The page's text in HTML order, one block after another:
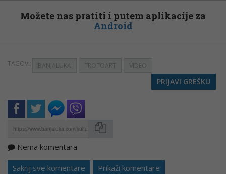
Možete nas pratiti i putem aplikacije za
Android
TAGOVI: BANJALUKA TROTOART VIDEO
PRIJAVI GREŠKU
Nema komentara
Sakrij sve komentare Prikaži komentare